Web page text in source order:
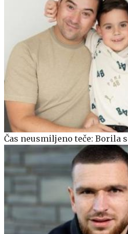
Čas neusmiljeno teče: Borila